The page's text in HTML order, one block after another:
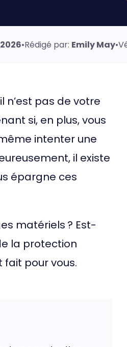
•Rédigé par: Emily May•
n’est pas de votre
si, en plus, vous
intenter une
il existe
épargne ces
matériels ? Est-
la protection
fait pour vous.